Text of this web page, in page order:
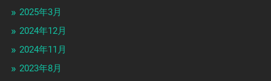
2025年3月
2024年12月
2024年11月
2023年8月